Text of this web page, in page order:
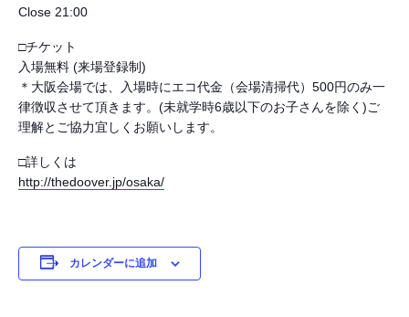
Close 21:00
□チケット
入場無料 (来場登録制)
＊大阪会場では、入場時にエコ代金（会場清掃代）500円のみ一
律徴収させて頂きます。(未就学時6歳以下のお子さんを除く)ご
理解とご協力宜しくお願いします。
□詳しくは
http://thedoover.jp/osaka/
カレンダーに追加